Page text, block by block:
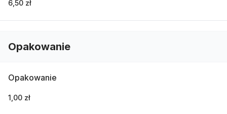
6,50 zł
Opakowanie
Opakowanie
1,00 zł